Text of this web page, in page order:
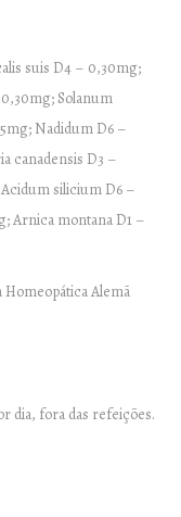
suis D4 – 0,30mg;
Solanum
Nadidum D6 –
canadensis D3 –
silicium D6 –
Arnica montana D1 –
Homeopática Alemã
dia, fora das refeições.